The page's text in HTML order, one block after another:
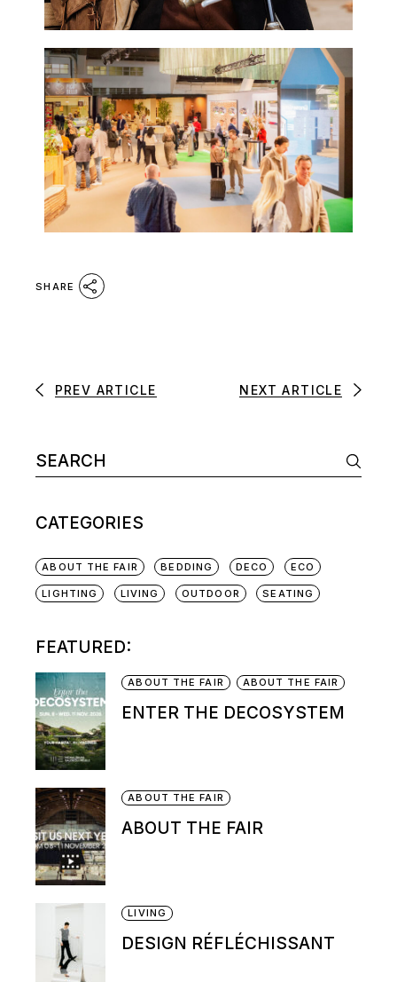
SHARE
PREV ARTICLE NEXT ARTICLE
CATEGORIES
ABOUT THE FAIR BEDDING DECO ECO
LIGHTING LIVING OUTDOOR SEATING
FEATURED:
ABOUT THE FAIR ABOUT THE FAIR
ENTER THE DECOSYSTEM
ABOUT THE FAIR
ABOUT THE FAIR
LIVING
DESIGN RÉFLÉCHISSANT